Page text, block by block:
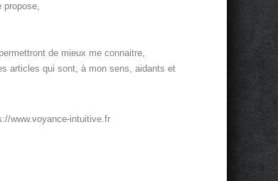
propose,
de mieux me connaitre,
articles qui sont, à mon sens, aidants et
www.voyance-intuitive.fr